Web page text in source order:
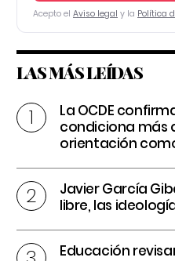
Acepto el Aviso legal y la Política
LAS MÁS LEÍDAS
La OCDE
condiciona más
orientación
Javier García
libre, las
Educación